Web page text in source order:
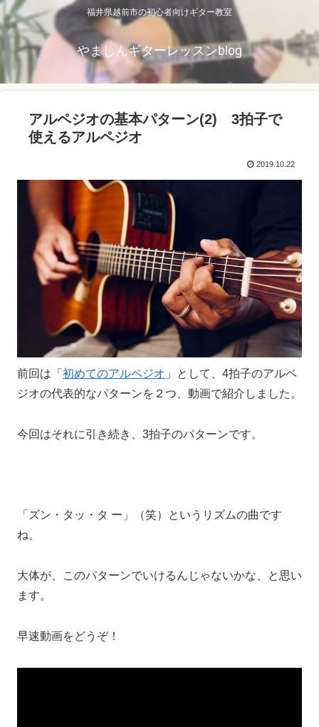
福井県越前市の初心者向けギター教室
やましんギターレッスンblog
アルペジオの基本パターン(2) 3拍子で
使えるアルペジオ
2019.10.22
前回は「 初めてのアルペジオ 」として、4拍子のアルペ
ジオの代表的なパターンを２つ、動画で紹介しました。
今回はそれに引き続き、3拍子のパターンです。
「ズン・タッ・タ ー」（笑）というリズムの曲です
ね。
大体が、このパターンでいけるんじゃないかな、と思い
ます。
早速動画をどうぞ！